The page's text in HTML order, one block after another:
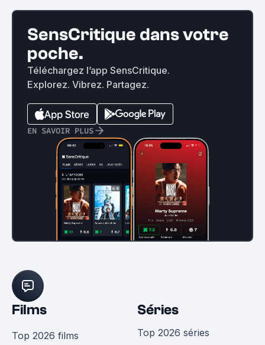
SensCritique dans votre
poche.
Téléchargez l’app SensCritique.
Explorez. Vibrez. Partagez.
EN SAVOIR PLUS
Films
Top 2026 films
Séries
Top 2026 séries